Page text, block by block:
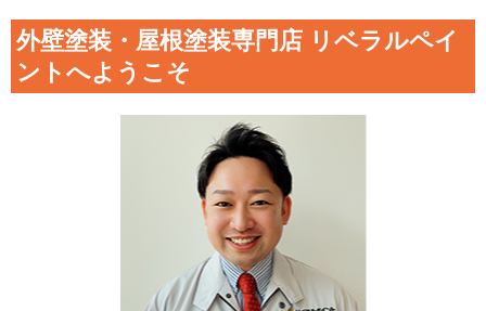
外壁塗装・屋根塗装専門店 リベラルペイ
ントへようこそ